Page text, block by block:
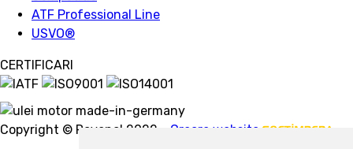
ATF Professional Line
USVO®
CERTIFICARI
Copyright © Ravenol 2022. Creare website